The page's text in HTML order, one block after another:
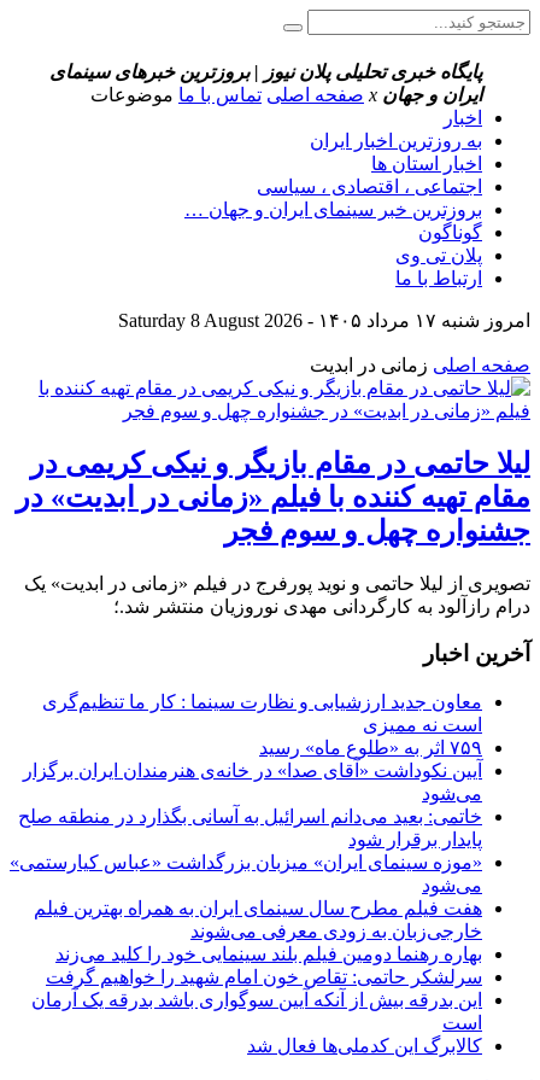
پایگاه خبری تحلیلی پلان نیوز | بروزترین خبرهای سینمای
ایران و جهان x صفحه اصلی تماس با ما موضوعات
اخبار
به روزترین اخبار ایران
اخبار استان ها
اجتماعی ، اقتصادی ، سیاسی
بروزترین خبر سینمای ایران و جهان …
گوناگون
پلان تی وی
ارتباط با ما
امروز شنبه ۱۷ مرداد ۱۴۰۵ - Saturday 8 August 2026
صفحه اصلی زمانی در ابدیت
لیلا حاتمی در مقام بازیگر و نیکی کریمی در
مقام تهیه کننده با فیلم «زمانی در ابدیت» در
جشنواره چهل و سوم فجر
تصویری از لیلا حاتمی و نوید پورفرج در فیلم «زمانی در ابدیت» یک
درام رازآلود به کارگردانی مهدی نوروزیان منتشر شد.؛
آخرین اخبار
معاون جدید ارزشیابی و نظارت سینما : کار ما تنظیم‌گری
است نه ممیزی
۷۵۹ اثر به «طلوع ماه» رسید
آیین نکوداشت «آقای صدا» در خانه‌ی هنرمندان ایران برگزار
می‌شود
خاتمی: بعید می‌دانم اسرائیل به آسانی بگذارد در منطقه صلح
پایدار برقرار شود
«موزه سینمای ایران» میزبان بزرگداشت «عباس کیارستمی»
می‌شود
هفت فیلم مطرح سال سینمای ایران به همراه بهترین فیلم
خارجی‌زبان به زودی معرفی می‌شوند
بهاره رهنما دومین فیلم بلند سینمایی خود را کلید می‌زند
سرلشکر حاتمی: تقاص خون امام شهید را خواهیم گرفت
این بدرقه بیش از آنکه آیین سوگواری باشد بدرقه یک آرمان
است
کالابرگ این کدملی‌ها فعال شد